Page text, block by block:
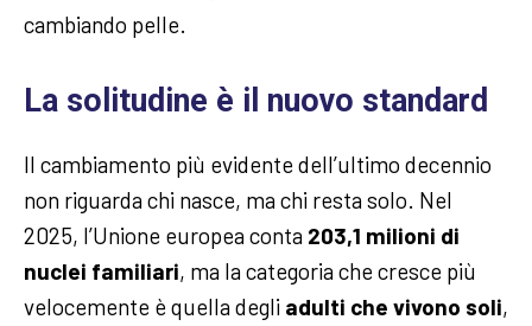
cambiando pelle.
La solitudine è il nuovo standard
Il cambiamento più evidente dell’ultimo decennio
non riguarda chi nasce, ma chi resta solo. Nel
2025, l’Unione europea conta 203,1 milioni di
nuclei familiari, ma la categoria che cresce più
velocemente è quella degli adulti che vivono soli,